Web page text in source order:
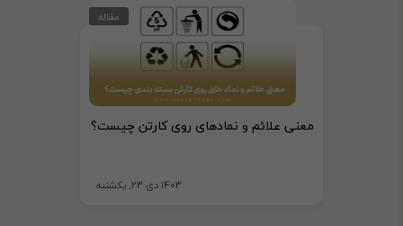
مقاله
معنی علائم و نمادهای روی کارتن چیست؟
1403 دی 23, یکشنبه